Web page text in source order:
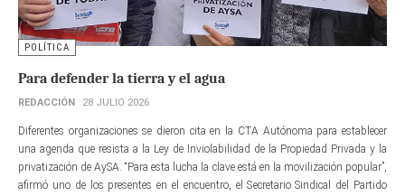
POLÍTICA
Para defender la tierra y el agua
REDACCIÓN 28 JULIO 2026
Diferentes organizaciones se dieron cita en la CTA Autónoma para establecer
una agenda que resista a la Ley de Inviolabilidad de la Propiedad Privada y la
privatización de AySA. “Para esta lucha la clave está en la movilización popular”,
afirmó uno de los presentes en el encuentro, el Secretario Sindical del Partido